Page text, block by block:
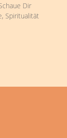
Dir
Spiritualität